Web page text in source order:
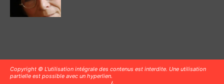
Copyright © L'utilisation intégrale des contenus est interdite. Une utilisation
partielle est possible avec un hyperlien.